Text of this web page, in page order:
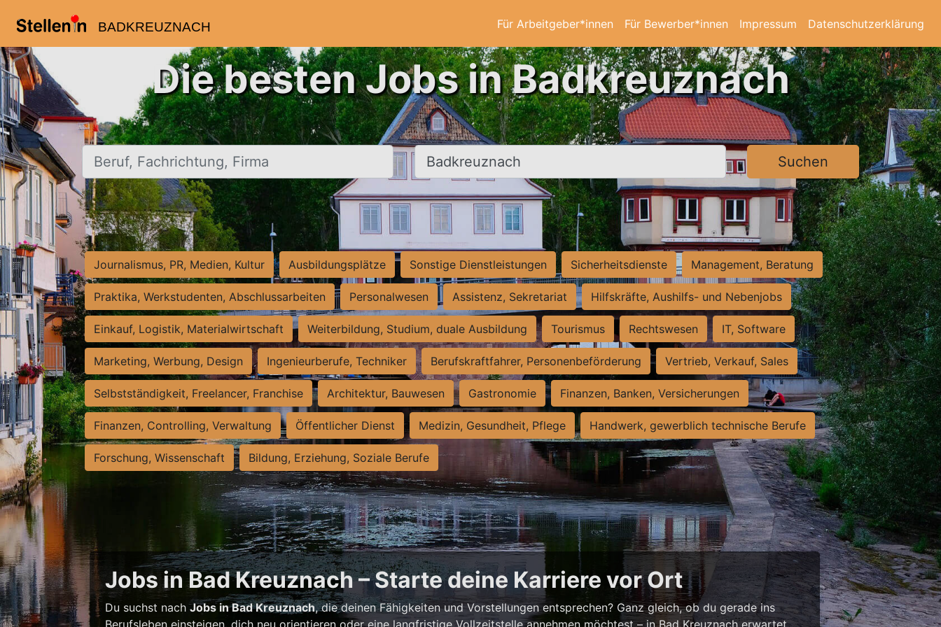
BADKREUZNACH Für Arbeitgeber*innen Für Bewerber*innen Impressum Datenschutzerklärung
Die besten Jobs in Badkreuznach
Beruf, Fachrichtung, Firma Ort, Stadt Suchen
Journalismus, PR, Medien, Kultur Ausbildungsplätze Sonstige Dienstleistungen Sicherheitsdienste Management, Beratung
Praktika, Werkstudenten, Abschlussarbeiten Personalwesen Assistenz, Sekretariat Hilfskräfte, Aushilfs- und Nebenjobs
Einkauf, Logistik, Materialwirtschaft Weiterbildung, Studium, duale Ausbildung Tourismus Rechtswesen IT, Software
Marketing, Werbung, Design Ingenieurberufe, Techniker Berufskraftfahrer, Personenbeförderung Vertrieb, Verkauf, Sales
Selbstständigkeit, Freelancer, Franchise Architektur, Bauwesen Gastronomie Finanzen, Banken, Versicherungen
Finanzen, Controlling, Verwaltung Öffentlicher Dienst Medizin, Gesundheit, Pflege Handwerk, gewerblich technische Berufe
Forschung, Wissenschaft Bildung, Erziehung, Soziale Berufe
Jobs in Bad Kreuznach – Starte deine Karriere vor Ort
Du suchst nachJobs in Bad Kreuznach, die deinen Fähigkeiten und Vorstellungen entsprechen? Ganz gleich, ob du gerade ins